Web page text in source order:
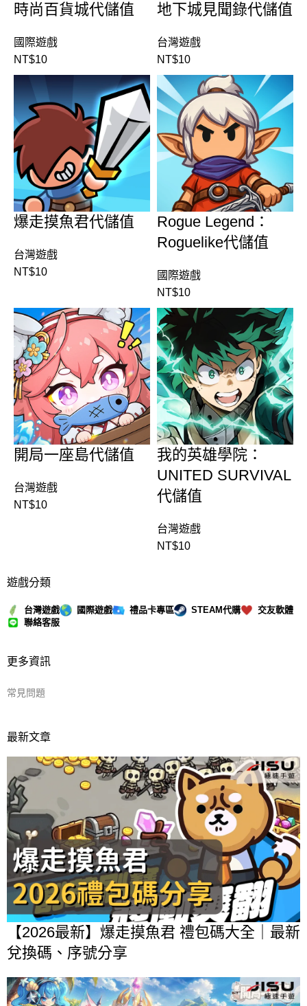
時尚百貨城代儲值
國際遊戲
NT$10
地下城見聞錄代儲值
台灣遊戲
NT$10
爆走摸魚君代儲值
台灣遊戲
NT$10
Rogue Legend：
Roguelike代儲值
國際遊戲
NT$10
開局一座島代儲值
台灣遊戲
NT$10
我的英雄學院：
UNITED SURVIVAL
代儲值
台灣遊戲
NT$10
遊戲分類
台灣遊戲 國際遊戲 禮品卡專區 STEAM代購
交友軟體
聯絡客服
更多資訊
常見問題
最新文章
【2026最新】爆走摸魚君 禮包碼大全｜最新
兌換碼、序號分享